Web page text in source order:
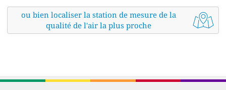
ou bien localiser la station de mesure de la
qualité de l'air la plus proche